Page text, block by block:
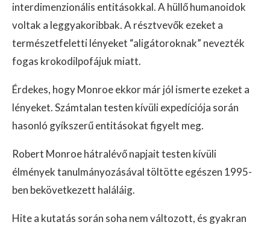
interdimenzionális entitásokkal. A hüllő humanoidok
voltak a leggyakoribbak. A résztvevők ezeket a
természetfeletti lényeket “aligátoroknak” nevezték
fogas krokodilpofájuk miatt.
Érdekes, hogy Monroe ekkor már jól ismerte ezeket a
lényeket. Számtalan testen kívüli expedíciója során
hasonló gyíkszerű entitásokat figyelt meg.
Robert Monroe hátralévő napjait testen kívüli
élmények tanulmányozásával töltötte egészen 1995-
ben bekövetkezett haláláig.
Hite a kutatás során soha nem változott, és gyakran